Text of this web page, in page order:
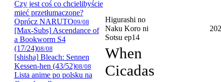
Czy jest coś co chcielibyście
mieć przetłumaczone?
Oprócz NARUTO09/08
[Max-Subs] Ascendance of
a Bookworm S4
(17/24)08/08
[shisha] Bleach: Sennen
Kessen-hen (43/52)08/08
Lista anime po polsku na
Higurashi no
Naku Koro ni
Sotsu ep14
When
Cicadas